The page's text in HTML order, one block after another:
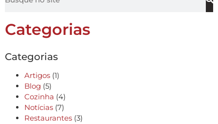
Categorias
Categorias
Artigos (1)
Blog (5)
Cozinha (4)
Notícias (7)
Restaurantes (3)